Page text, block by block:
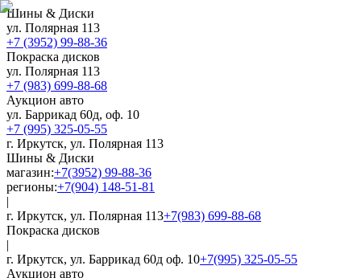
Шины & Диски
ул. Полярная 113
+7 (3952) 99-88-36
Покраска дисков
ул. Полярная 113
+7 (983) 699-88-68
Аукцион авто
ул. Баррикад 60д, оф. 10
+7 (995) 325-05-55
г. Иркутск, ул. Полярная 113
Шины & Диски
магазин:+7(3952) 99-88-36
регионы:+7(904) 148-51-81
|
г. Иркутск, ул. Полярная 113+7(983) 699-88-68
Покраска дисков
|
г. Иркутск, ул. Баррикад 60д оф. 10+7(995) 325-05-55
Аукцион авто